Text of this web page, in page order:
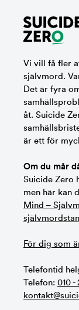
Vi vill få fler
självmord.
Det är fyra
åt. Suicide
är ett för
Om du mår
Suicide Zero
men här kan
Mind –
För dig som
Telefontid
Telefon: 010 -